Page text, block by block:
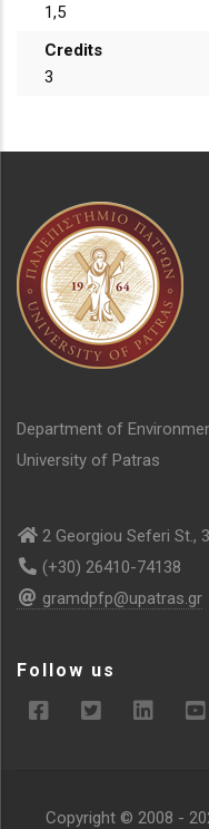
1,5
Credits
3
Department of
University of Patras
2 Georgiou Seferi St.,
(+30) 26410-74138
gramdpfp@upatras.gr
Follow us
Copyright © 2008 -